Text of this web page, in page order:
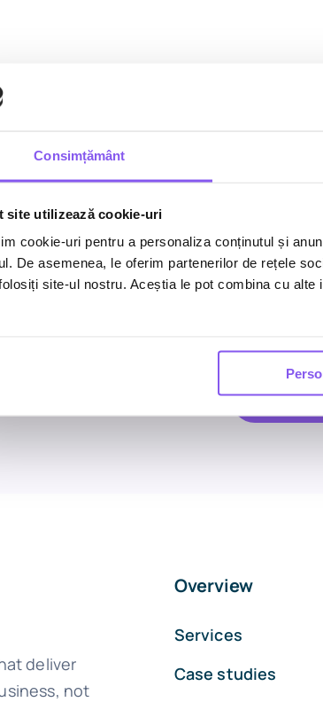
Consimțământ
site utilizează cookie-uri
cookie-uri pentru a personaliza conținutul și
De asemenea, le oferim partenerilor de rețele
site-ul nostru. Aceștia le pot combina cu
Start
deliver
not
Overview
Services
Case studies